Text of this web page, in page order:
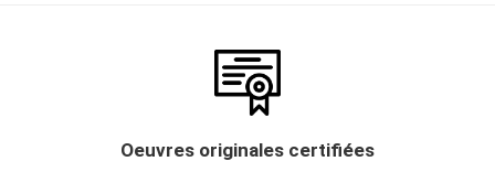
Oeuvres originales certifiées